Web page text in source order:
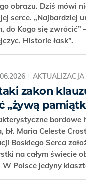
obrazu. Dziś mówi
serce. „Najbardziej
do Kogo się
Historie łask”.
AKTUALIZACJA
zakon
„żywą
bordowe
bł. Maria Celeste
Boskiego Serca
na całym świecie
W Polsce jedyny